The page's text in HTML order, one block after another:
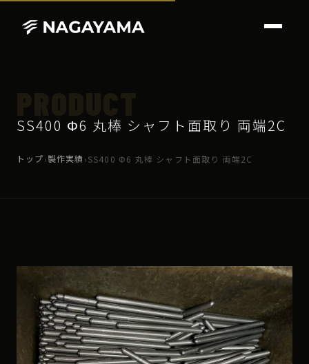
SS400 Φ6 丸棒 シャフト面取り 両端2C
トップ›製作実績 ›SS400 Φ6 丸棒 シャフト面取り 両端2C